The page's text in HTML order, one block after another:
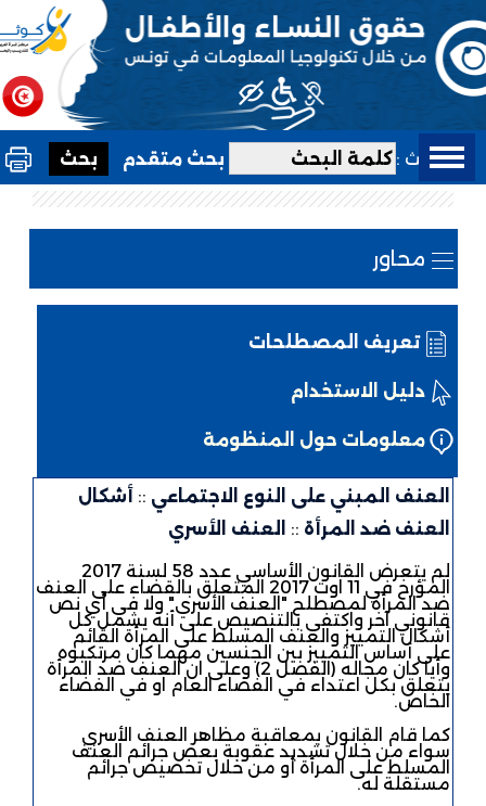
بحث : بحث متقدم
محاور
تعريف المصطلحات
دليل الاستخدام
معلومات حول المنظومة
العنف المبني على النوع الاجتماعي :: أشكال
العنف ضد المرأة :: العنف الأسري
لم يتعرض القانون الأساسي عدد 58 لسنة 2017
المؤرخ في 11 اوت 2017 المتعلق بالقضاء على العنف
ضد المرأة لمصطلح "العنف الأسري" ولا في أي نص
قانوني آخر واكتفى بالتنصيص على أنه يشمل كل
أشكال التمييز والعنف المسلط على المرأة القائم
على أساس التمييز بين الجنسين مهما كان مرتكبوه
وأيا كان مجاله (الفصل 2) وعلى ان العنف ضد المرأة
يتعلق بكل اعتداء في الفضاء العام او في الفضاء
الخاص.
كما قام القانون بمعاقبة مظاهر العنف الأسري
سواء من خلال تشديد عقوبة بعض جرائم العنف
المسلط على المرأة أو من خلال تخصيص جرائم
مستقلة له.